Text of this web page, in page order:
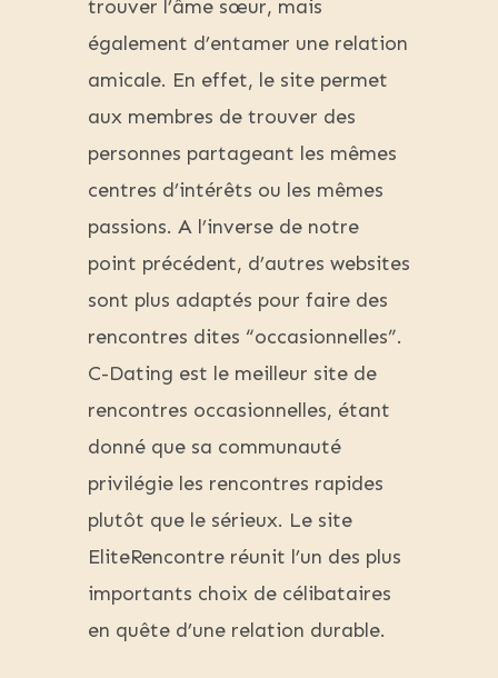
trouver l’âme sœur, mais
également d’entamer une relation
amicale. En effet, le site permet
aux membres de trouver des
personnes partageant les mêmes
centres d’intérêts ou les mêmes
passions. A l’inverse de notre
point précédent, d’autres websites
sont plus adaptés pour faire des
rencontres dites “occasionnelles”.
C-Dating est le meilleur site de
rencontres occasionnelles, étant
donné que sa communauté
privilégie les rencontres rapides
plutôt que le sérieux. Le site
EliteRencontre réunit l’un des plus
importants choix de célibataires
en quête d’une relation durable.